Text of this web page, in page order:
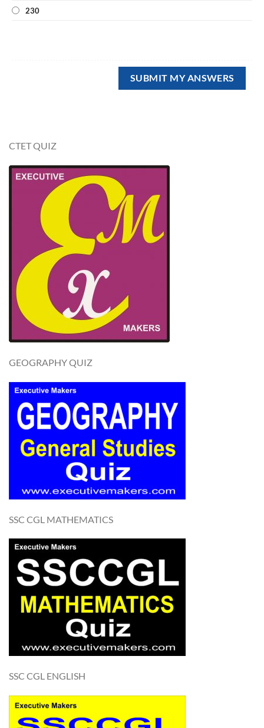
230
CTET QUIZ
GEOGRAPHY QUIZ
SSC CGL MATHEMATICS
SSC CGL ENGLISH